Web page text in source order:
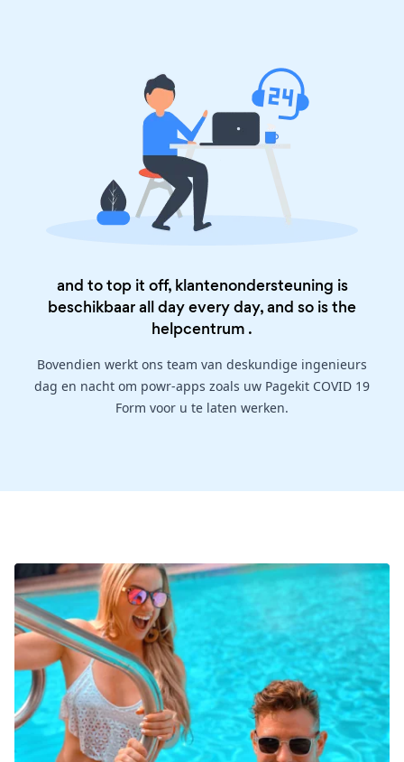
and to top it off, klantenondersteuning is
beschikbaar all day every day, and so is the
helpcentrum .
Bovendien werkt ons team van deskundige ingenieurs
dag en nacht om powr-apps zoals uw Pagekit COVID 19
Form voor u te laten werken.